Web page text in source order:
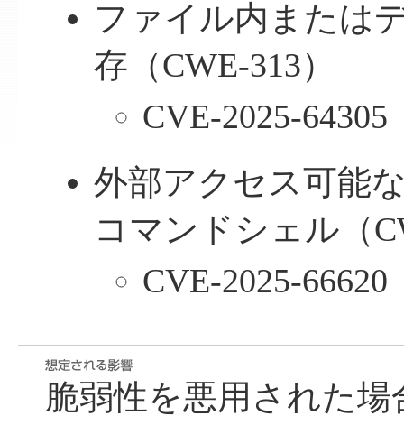
ファイル内または
存（CWE-313）
CVE-2025-64305
外部アクセス可能
コマンドシェル（
CVE-2025-66620
脆弱性を悪用された